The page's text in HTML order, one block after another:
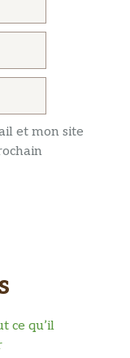
et mon site
ce qu’il